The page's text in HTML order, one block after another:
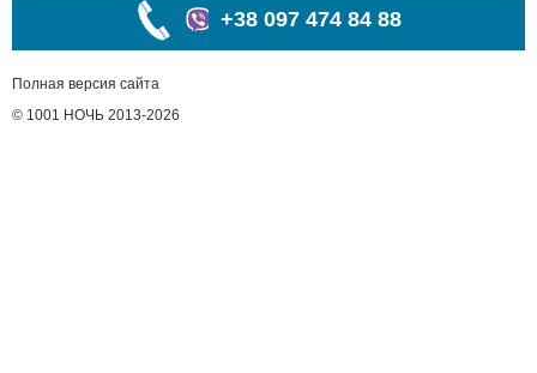
+38 097 474 84 88
Полная версия сайта
© 1001 НОЧЬ 2013-2026